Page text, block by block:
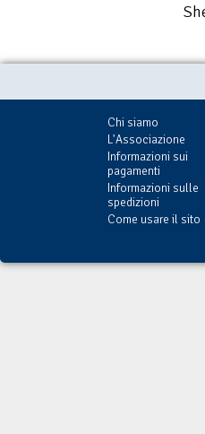
Chi siamo
L'Associazione
Informazioni sui
pagamenti
Informazioni sulle
spedizioni
Come usare il sito